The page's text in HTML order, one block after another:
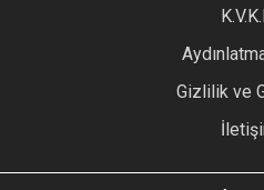
Ürün fiyatı diğer sitelerden
Gizlilik ve